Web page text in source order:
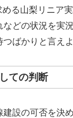
る山梨リニア
どの状況を実
ばかりと言えよ
ての判断
設の可否を決